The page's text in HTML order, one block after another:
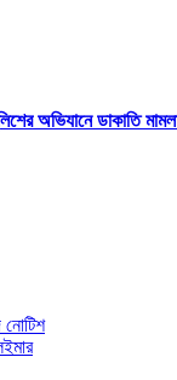
অভিযানে ডাকাতি
নোটিশ